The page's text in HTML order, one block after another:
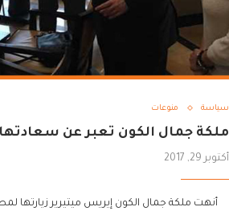
سياسة منوعات
ملكة جمال الكون تعبر عن
أكتوبر 29, 2017
أنهت ملكة جمال الكون إيريس ميتيرير زيارتها